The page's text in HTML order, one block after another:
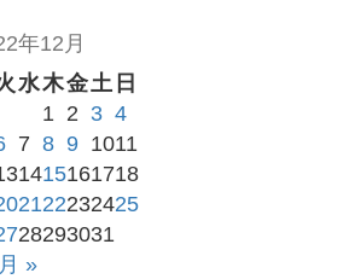
年12月
水木金土 日
1 2 3 4
7 8 9 1011
1415161718
2122232425
28293031
»